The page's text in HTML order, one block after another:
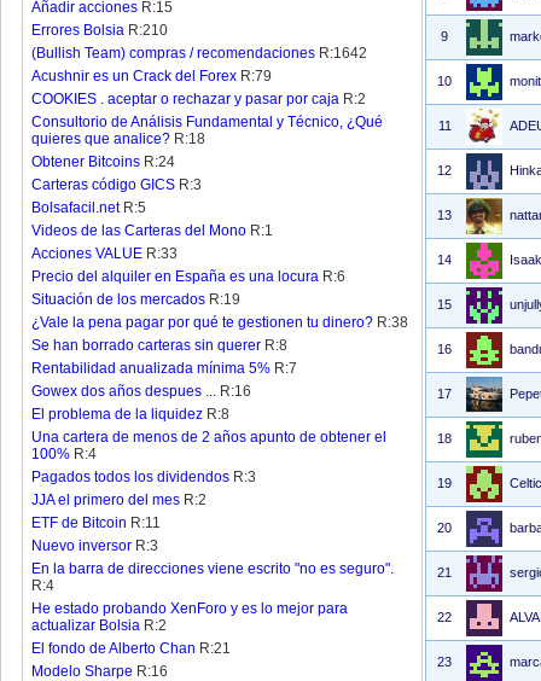
Añadir acciones R:15
Errores Bolsia R:210
(Bullish Team) compras / recomendaciones R:1642
Acushnir es un Crack del Forex R:79
COOKIES . aceptar o rechazar y pasar por caja R:2
Consultorio de Análisis Fundamental y Técnico, ¿Qué
quieres que analice? R:18
Obtener Bitcoins R:24
Carteras código GICS R:3
Bolsafacil.netR:5
Videos de las Carteras del Mono R:1
Acciones VALUE R:33
Precio del alquiler en España es una locura R:6
Situación de los mercados R:19
¿Vale la pena pagar por qué te gestionen tu dinero? R:38
Se han borrado carteras sin querer R:8
Rentabilidad anualizada mínima 5% R:7
Gowex dos años despues ... R:16
El problema de la liquidez R:8
Una cartera de menos de 2 años apunto de obtener el
100% R:4
Pagados todos los dividendos R:3
JJA el primero del mes R:2
ETF de Bitcoin R:11
Nuevo inversor R:3
En la barra de direcciones viene escrito "no es seguro".
R:4
He estado probando XenForo y es lo mejor para
actualizar Bolsia R:2
El fondo de Alberto Chan R:21
Modelo Sharpe R:16
9
10
11
12
13
14
15
16
17
18
19
20
21
22
23